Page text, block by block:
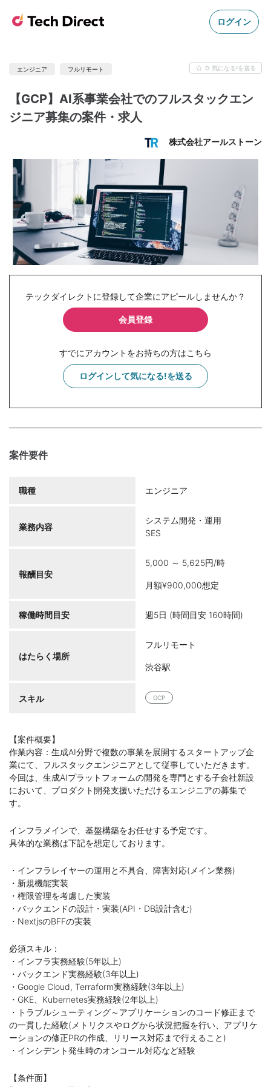
ログイン
エンジニア フルリモート 0 気になる!を送る
【GCP】AI系事業会社でのフルスタックエン
ジニア募集の案件・求人
株式会社アールストーン
テックダイレクトに登録して企業にアピールしませんか？
会員登録
すでにアカウントをお持ちの方はこちら
ログインして気になる!を送る
案件要件
職種 エンジニア
業務内容
システム開発・運用
SES
報酬目安
5,000 ～ 5,625円/時
月額¥900,000想定
稼働時間目安 週5日 (時間目安 160時間)
はたらく場所
フルリモート
渋谷駅
スキル GCP
【案件概要】
作業内容：生成AI分野で複数の事業を展開するスタートアップ企
業にて、フルスタックエンジニアとして従事していただきます。
今回は、生成AIプラットフォームの開発を専門とする子会社新設
において、プロダクト開発支援いただけるエンジニアの募集で
す。
インフラメインで、基盤構築をお任せする予定です。
具体的な業務は下記を想定しております。
・インフラレイヤーの運用と不具合、障害対応(メイン業務)
・新規機能実装
・権限管理を考慮した実装
・バックエンドの設計・実装(API・DB設計含む)
・NextjsのBFFの実装
必須スキル：
・インフラ実務経験(5年以上)
・バックエンド実務経験(3年以上)
・Google Cloud, Terraform実務経験(3年以上)
・GKE、Kubernetes実務経験(2年以上)
・トラブルシューティング～アプリケーションのコード修正まで
の一貫した経験(メトリクスやログから状況把握を行い、アプリケ
ーションの修正PRの作成、リリース対応まで行えること)
・インシデント発生時のオンコール対応など経験
【条件面】